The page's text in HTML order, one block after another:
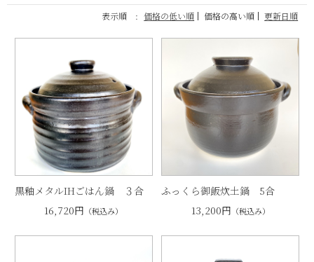
表示順 : 価格の低い順 価格の高い順 更新日順
黒釉メタルIHごはん鍋 ３合
16,720円 （税込み）
ふっくら御飯炊土鍋 5合
13,200円 （税込み）